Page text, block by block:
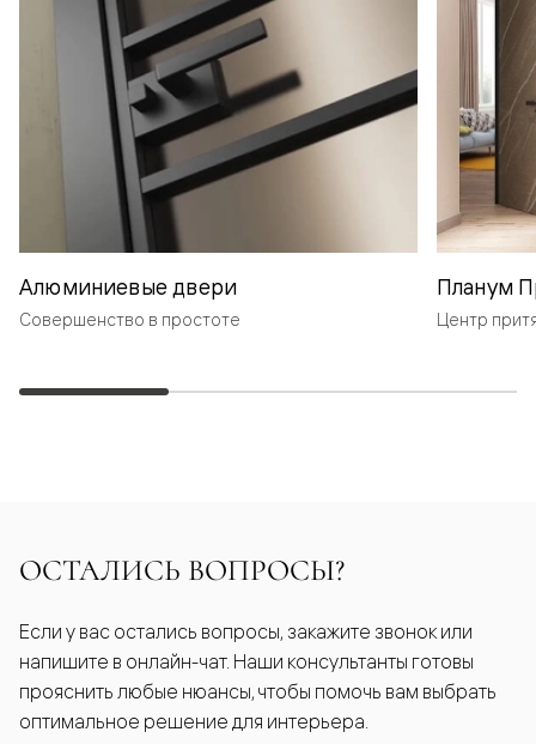
Алюминиевые двери
Совершенство в простоте
Планум
Центр
ОСТАЛИСЬ ВОПРОСЫ?
Если у вас остались вопросы, закажите звонок или
напишите в онлайн-чат. Наши консультанты готовы
прояснить любые нюансы, чтобы помочь вам выбрать
оптимальное решение для интерьера.